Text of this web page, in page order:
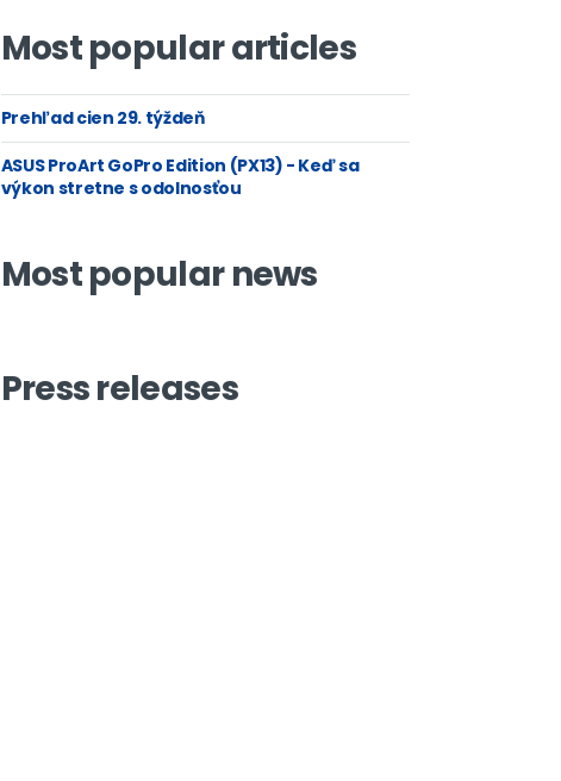
Most popular articles
Prehľad cien 29. týždeň
ASUS ProArt GoPro Edition (PX13) - Keď sa
výkon stretne s odolnosťou
Most popular news
Press releases